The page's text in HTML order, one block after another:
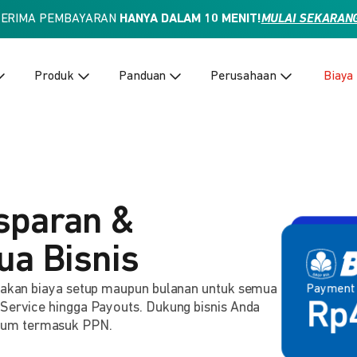
PEMBAYARAN HANYA DALAM 10 MENIT!MULAI
Produk Panduan Perusahaan Biaya
&
Bisnis
biaya setup maupun bulanan untuk semua
hingga Payouts. Dukung bisnis Anda
termasuk PPN.